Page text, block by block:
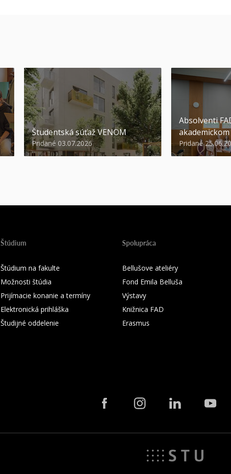
Študentská súťaž VENOM
Pridané 03.07.2026
Absolventi
Pridané
Štúdium
Štúdium na fakulte
Možnosti štúdia
Prijímacie konanie a termíny
Elektronická prihláška
Študijné oddelenie
Spolupráca
Bellušove ateliéry
Fond Emila Belluša
Výstavy
Knižnica FAD
Erasmus